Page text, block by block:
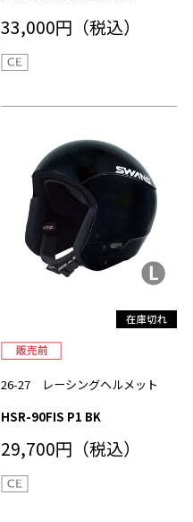
33,000円（税込）
26-27 レーシングヘルメット
HSR-90FIS P1 BK
29,700円（税込）